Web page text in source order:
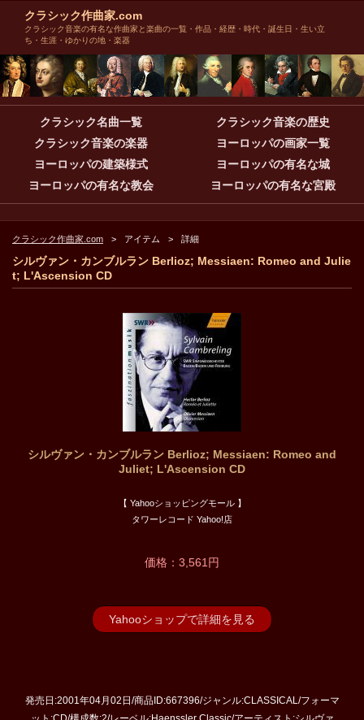
クラシック作曲家.com
クラシック音楽の有名な作曲家と楽曲の一覧・作品・経歴・時代・誕生日・生い立
ち・生涯・ゆかりの地・楽器
クラシック名曲一覧
クラシック音楽の歴史
クラシック音楽の楽器
ヨーロッパの画家一覧
ヨーロッパの建築様式
ヨーロッパの有名な城
ヨーロッパの有名な教会
ヨーロッパの有名な宮殿
クラシック作曲家.com アイテム 詳細
シルヴァン・カンブルラン Berlioz; Messiaen: Romeo and Julie
t; L'Ascension CD
シルヴァン・カンブルラン Berlioz; Messiaen: Romeo and
Juliet; L'Ascension CD
【 Yahooショッピングモール 】
タワーレコード Yahoo!店
価格：3,561円
Yahooショップで詳細を見る
発売日:2001年04月02日/商品ID:667396/ジャンル:CLASSICAL/フォーマ